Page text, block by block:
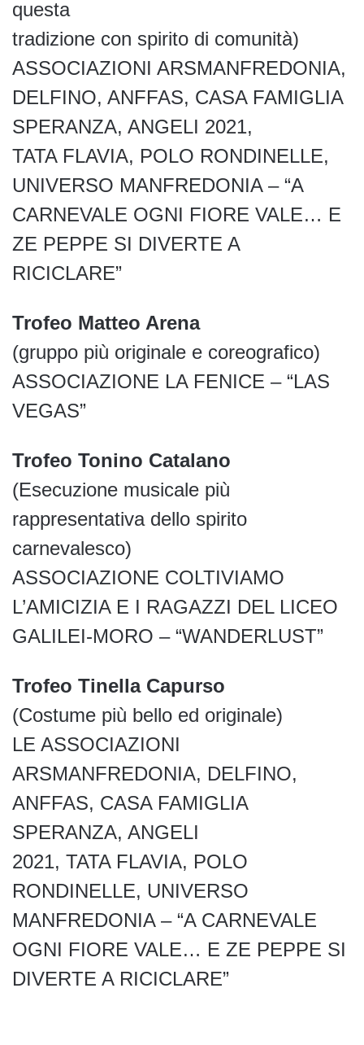
questa
tradizione con spirito di comunità)
ASSOCIAZIONI ARSMANFREDONIA,
DELFINO, ANFFAS, CASA FAMIGLIA
SPERANZA, ANGELI 2021,
TATA FLAVIA, POLO RONDINELLE,
UNIVERSO MANFREDONIA – “A
CARNEVALE OGNI FIORE VALE… E
ZE PEPPE SI DIVERTE A
RICICLARE”
Trofeo Matteo Arena
(gruppo più originale e coreografico)
ASSOCIAZIONE LA FENICE – “LAS
VEGAS”
Trofeo Tonino Catalano
(Esecuzione musicale più
rappresentativa dello spirito
carnevalesco)
ASSOCIAZIONE COLTIVIAMO
L’AMICIZIA E I RAGAZZI DEL LICEO
GALILEI-MORO – “WANDERLUST”
Trofeo Tinella Capurso
(Costume più bello ed originale)
LE ASSOCIAZIONI
ARSMANFREDONIA, DELFINO,
ANFFAS, CASA FAMIGLIA
SPERANZA, ANGELI
2021, TATA FLAVIA, POLO
RONDINELLE, UNIVERSO
MANFREDONIA – “A CARNEVALE
OGNI FIORE VALE… E ZE PEPPE SI
DIVERTE A RICICLARE”